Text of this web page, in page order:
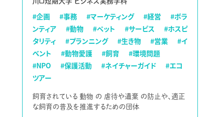
#企画 #事務 #マーケティング #経営
#ボラ
ンティア
#動物 #ペット #サービス
#ホスピ
タリティ
#プランニング #生き物 #営業
#イ
ベント
#動物愛護 #飼育
#環境問題
#NPO
#保護活動 #ネイチャーガイド
#エコ
ツアー
飼育されている 動物 の 虐待や遺棄 の防止や、適正
な飼育の普及を推進するための団体